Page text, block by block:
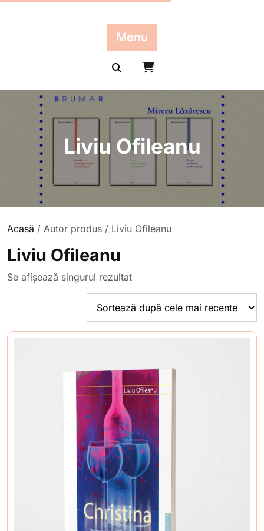
Menu
Liviu Ofileanu
Acasă / Autor produs / Liviu Ofileanu
Liviu Ofileanu
Se afișează singurul rezultat